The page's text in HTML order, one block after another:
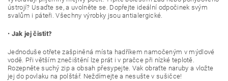
ústrojí? Usaďte se, a uvolněte se. Dopřejte ideální odpočinek svým
svalům i páteři. Všechny výrobky jsou antialergické.
• Jak jej čistit?
Jednoduše otřete zašpiněná místa hadříkem namočeným v mýdlové
vodě. Při větším znečištění lze prát i v pračce při nízké teplotě.
Rozepněte suchý zip a obsah přesypejte. Vak obraťte naruby a vložte
jej do povlaku na polštář. Neždímejte a nesušte v sušičce!